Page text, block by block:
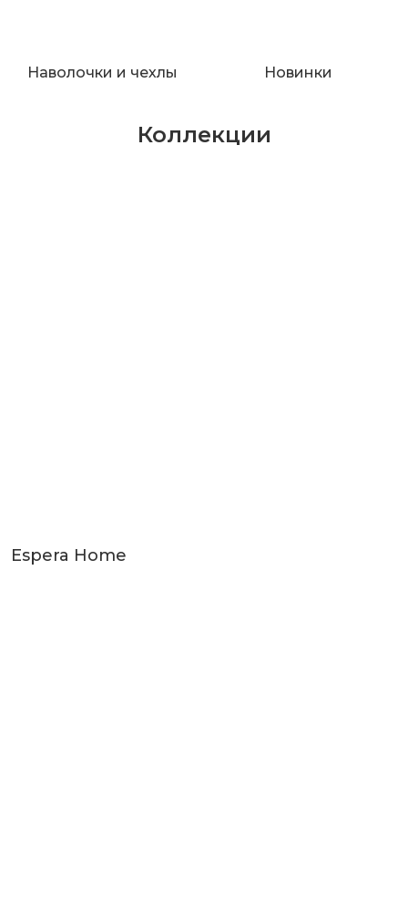
Наволочки и чехлы Новинки
Коллекции
Espera Home